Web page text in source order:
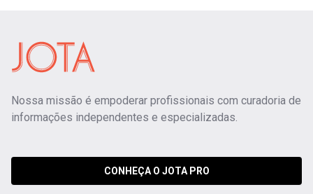
Nossa missão é empoderar profissionais com curadoria de
informações independentes e especializadas.
CONHEÇA O JOTA PRO